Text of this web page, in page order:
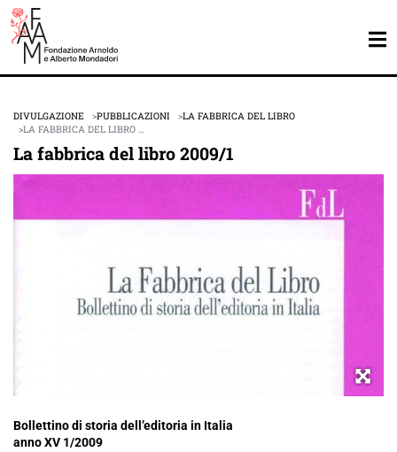
DIVULGAZIONE PUBBLICAZIONI
LA FABBRICA DEL LIBRO
LA FABBRICA DEL LIBRO …
La fabbrica del libro 2009/1
Bollettino di storia dell’editoria in Italia
anno XV 1/2009